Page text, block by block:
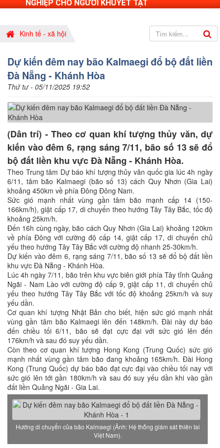
NGHIỆP CHO NGƯỜI KHUYẾT TẬT
Kinh tế - xã hội
Dự kiến đêm nay bão Kalmaegi đổ bộ đất liền
Đà Nẵng - Khánh Hòa
Thứ tư - 05/11/2025 19:52
(Dân trí) - Theo cơ quan khí tượng thủy văn, dự
kiến vào đêm 6, rạng sáng 7/11, bão số 13 sẽ đổ
bộ đất liền khu vực Đà Nẵng - Khánh Hòa.
Theo Trung tâm Dự báo khí tượng thủy văn quốc gia lúc 4h ngày
6/11, tâm bão Kalmaegi (bão số 13) cách Quy Nhơn (Gia Lai)
khoảng 450km về phía Đông Đông Nam.
Sức gió mạnh nhất vùng gần tâm bão mạnh cấp 14 (150-
166km/h), giật cấp 17, di chuyển theo hướng Tây Tây Bắc, tốc độ
khoảng 25km/h.
Đến 16h cùng ngày, bão cách Quy Nhơn (Gia Lai) khoảng 120km
về phía Đông với cường độ cấp 14, giật cấp 17, di chuyển chủ
yếu theo hướng Tây Tây Bắc với cường độ nhanh 25-30km/h.
Dự kiến vào đêm 6, rạng sáng 7/11, bão số 13 sẽ đổ bộ đất liền
khu vực Đà Nẵng - Khánh Hòa.
Lúc 4h ngày 7/11, bão trên khu vực biên giới phía Tây tỉnh Quảng
Ngãi - Nam Lào với cường độ cấp 9, giật cấp 11, di chuyển chủ
yếu theo hướng Tây Tây Bắc với tốc độ khoảng 25km/h và suy
yếu dần.
Cơ quan khí tượng Nhật Bản cho biết, hiện sức gió mạnh nhất
vùng gần tâm bão Kalmaegi lên đến 148km/h. Đài này dự báo
đến chiều tối 6/11, bão sẽ đạt cực đại với sức gió lên đến
176km/h và sau đó suy yếu dần.
Còn theo cơ quan khí tượng Hong Kong (Trung Quốc) sức gió
mạnh nhất vùng gần tâm bão đang khoảng 165km/h. Đài Hong
Kong (Trung Quốc) dự báo bão đạt cực đại vào chiều tối nay với
sức gió lên tới gần 180km/h và sau đó suy yếu dần khi vào gần
đất liền Quảng Ngãi - Gia Lai.
Hướng di chuyển của bão Kalmaegi (Ảnh: Hệ thống giám sát thiên tai
Việt Nam).